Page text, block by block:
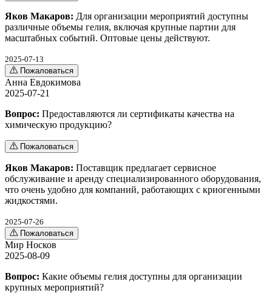
Яков Макаров: Для организации мероприятий доступны
различные объемы гелия, включая крупные партии для
масштабных событий. Оптовые цены действуют.
2025-07-13
Пожаловаться
Анна Евдокимова
2025-07-21
Вопрос: Предоставляются ли сертификаты качества на
химическую продукцию?
Пожаловаться
Яков Макаров: Поставщик предлагает сервисное
обслуживание и аренду специализированного оборудования,
что очень удобно для компаний, работающих с криогенными
жидкостями.
2025-07-26
Пожаловаться
Мир Носков
2025-08-09
Вопрос: Какие объемы гелия доступны для организации
крупных мероприятий?